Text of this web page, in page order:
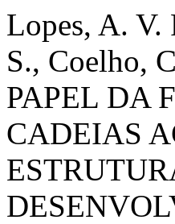
Lopes, A. V.
S., Coelho,
PAPEL DA
CADEIAS